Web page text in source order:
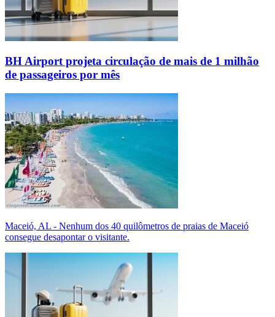
BH Airport projeta circulação de mais de 1 milhão
de passageiros por mês
Maceió, AL - Nenhum dos 40 quilômetros de praias de Maceió
consegue desapontar o visitante.